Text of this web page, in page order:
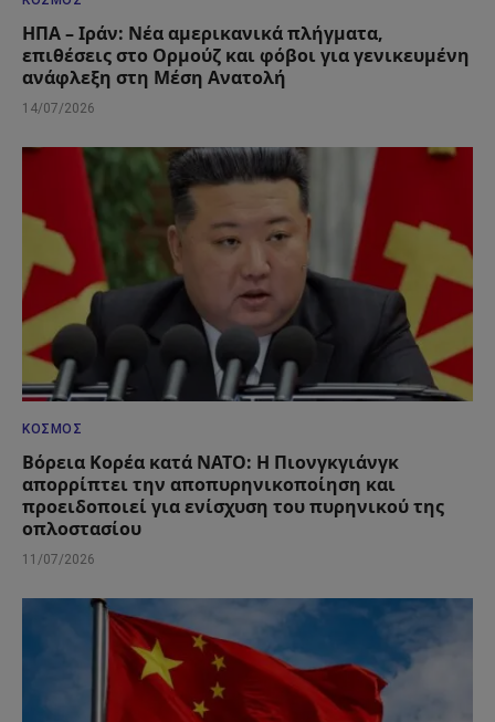
ΗΠΑ – Ιράν: Νέα αμερικανικά πλήγματα,
επιθέσεις στο Ορμούζ και φόβοι για γενικευμένη
ανάφλεξη στη Μέση Ανατολή
14/07/2026
ΚΌΣΜΟΣ
Βόρεια Κορέα κατά ΝΑΤΟ: Η Πιονγκγιάνγκ
απορρίπτει την αποπυρηνικοποίηση και
προειδοποιεί για ενίσχυση του πυρηνικού της
οπλοστασίου
11/07/2026